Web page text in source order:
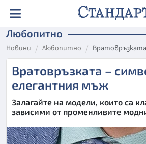
Любопитно
Новини Любопитно
Вратовръзката –
елегантния мъж
Залагайте на модели, които са
зависими от променливите